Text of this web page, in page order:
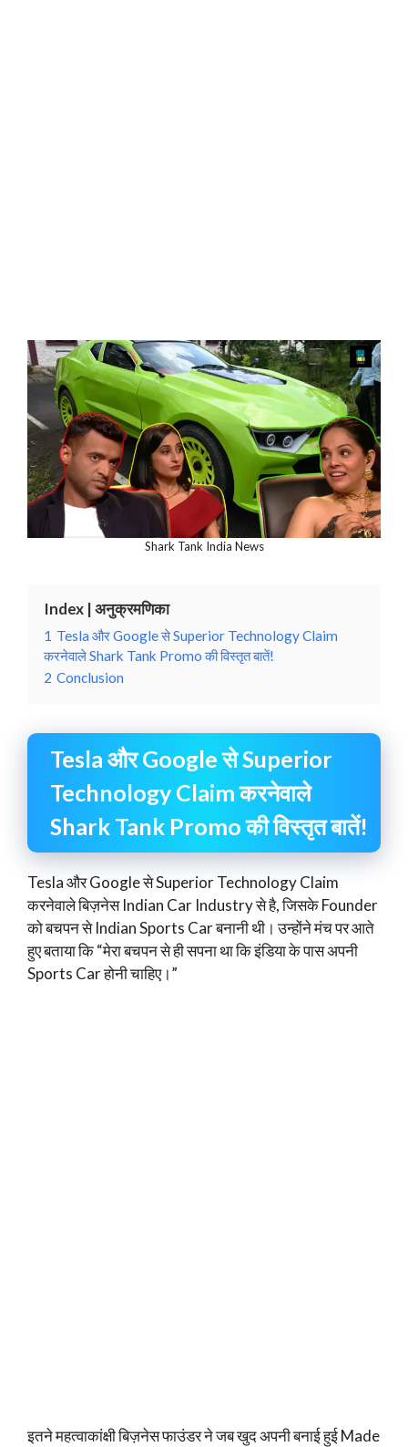
Shark Tank India News
Index | अनुक्रमणिका
1 Tesla और Google से Superior Technology Claim
करनेवाले Shark Tank Promo की विस्तृत बातें!
2 Conclusion
Tesla और Google से Superior
Technology Claim करनेवाले
Shark Tank Promo की विस्तृत बातें!
Tesla और Google से Superior Technology Claim
करनेवाले बिज़नेस Indian Car Industry से है, जिसके Founder
को बचपन से Indian Sports Car बनानी थी। उन्होंने मंच पर आते
हुए बताया कि “मेरा बचपन से ही सपना था कि इंडिया के पास अपनी
Sports Car होनी चाहिए।”
इतने महत्वाकांक्षी बिज़नेस फाउंडर ने जब खुद अपनी बनाई हुई Made